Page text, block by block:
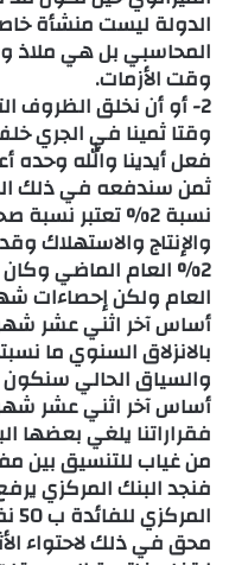
الدولة ليست منشأة
المحاسبي بل هي ملاذ
وقت الأزمات.
2- أو أن نخلق الظروف
وقتا ثمينا في الجري
فعل أيدينا والله
ثمن سندفعه في ذلك
نسبة 2% تعتبر
والإنتاج
العام ولكن إحصاءات
أساس آخر اثني عشر
فقراراتنا يلغي بعضها
من غياب للتنسيق بين
محق في ذلك لاحتواء